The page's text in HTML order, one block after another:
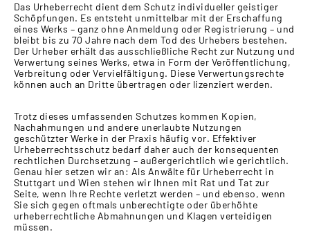
Das Urheberrecht dient dem Schutz individueller geistiger
Schöpfungen. Es entsteht unmittelbar mit der Erschaffung
eines Werks – ganz ohne Anmeldung oder Registrierung – und
bleibt bis zu 70 Jahre nach dem Tod des Urhebers bestehen.
Der Urheber erhält das ausschließliche Recht zur Nutzung und
Verwertung seines Werks, etwa in Form der Veröffentlichung,
Verbreitung oder Vervielfältigung. Diese Verwertungsrechte
können auch an Dritte übertragen oder lizenziert werden.
Trotz dieses umfassenden Schutzes kommen Kopien,
Nachahmungen und andere unerlaubte Nutzungen
geschützter Werke in der Praxis häufig vor. Effektiver
Urheberrechtsschutz bedarf daher auch der konsequenten
rechtlichen Durchsetzung – außergerichtlich wie gerichtlich.
Genau hier setzen wir an: Als Anwälte für Urheberrecht in
Stuttgart und Wien stehen wir Ihnen mit Rat und Tat zur
Seite, wenn Ihre Rechte verletzt werden – und ebenso, wenn
Sie sich gegen oftmals unberechtigte oder überhöhte
urheberrechtliche Abmahnungen und Klagen verteidigen
müssen.